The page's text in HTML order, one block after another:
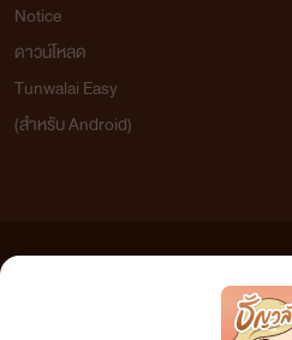
Notice
ดาวน์โหลด
Tunwalai Easy
(สำหรับ Android)
เว็บไซต์แห่งนี้ไม่ได้เห็นด้วยและไม่ขอรับผิดชอบต่อข้อคว
วิจารณญาณในการกลั่นกรองด้วยตนเอง และหากท่านพ